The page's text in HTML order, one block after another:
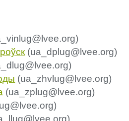
(ua_dplug@lvee.org)
(ua_zhvlug@lvee.org)
(ua_zplug@lvee.org)